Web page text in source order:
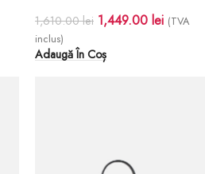
1,610.00lei 1,449.00 lei (TVA
inclus)
Adaugă În Coș